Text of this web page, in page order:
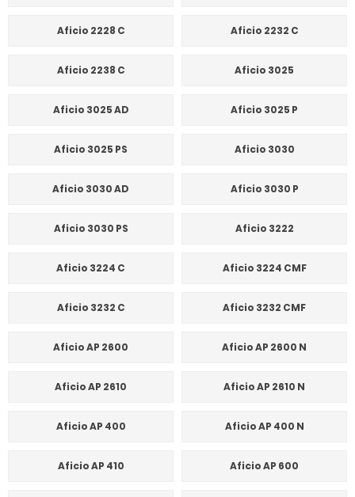
Aficio 2228 C Aficio 2232 C
Aficio 2238 C Aficio 3025
Aficio 3025 AD Aficio 3025 P
Aficio 3025 PS Aficio 3030
Aficio 3030 AD Aficio 3030 P
Aficio 3030 PS Aficio 3222
Aficio 3224 C Aficio 3224 CMF
Aficio 3232 C Aficio 3232 CMF
Aficio AP 2600 Aficio AP 2600 N
Aficio AP 2610 Aficio AP 2610 N
Aficio AP 400 Aficio AP 400 N
Aficio AP 410 Aficio AP 600